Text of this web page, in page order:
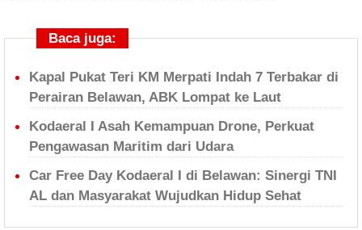
Baca juga:
Kapal Pukat Teri KM Merpati Indah 7 Terbakar di
Perairan Belawan, ABK Lompat ke Laut
Kodaeral I Asah Kemampuan Drone, Perkuat
Pengawasan Maritim dari Udara
Car Free Day Kodaeral I di Belawan: Sinergi TNI
AL dan Masyarakat Wujudkan Hidup Sehat